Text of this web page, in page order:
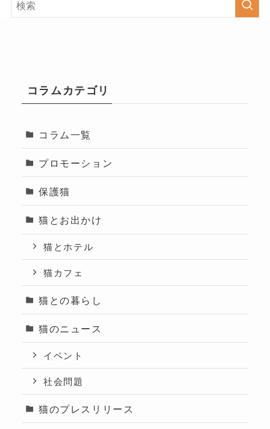
コラムカテゴリ
コラム一覧
プロモーション
保護猫
猫とお出かけ
猫とホテル
猫カフェ
猫との暮らし
猫のニュース
イベント
社会問題
猫のプレスリリース